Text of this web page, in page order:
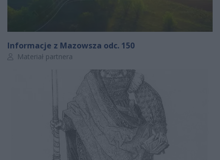
Informacje z Mazowsza odc. 150
Autor artykułu:
Materiał partnera